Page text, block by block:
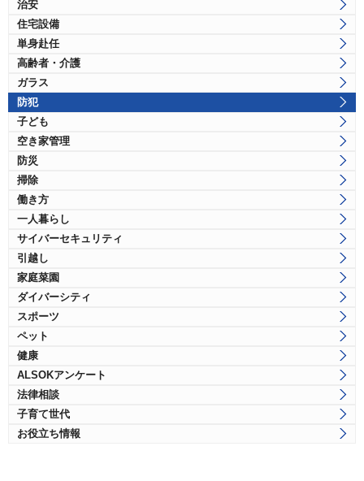
治安
住宅設備
単身赴任
高齢者・介護
ガラス
防犯
子ども
空き家管理
防災
掃除
働き方
一人暮らし
サイバーセキュリティ
引越し
家庭菜園
ダイバーシティ
スポーツ
ペット
健康
ALSOKアンケート
法律相談
子育て世代
お役立ち情報